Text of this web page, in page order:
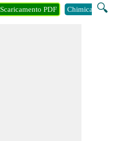
🔍
Scaricamento PDF Chimica